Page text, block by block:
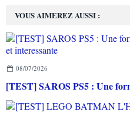
VOUS AIMEREZ AUSSI :
08/07/2026